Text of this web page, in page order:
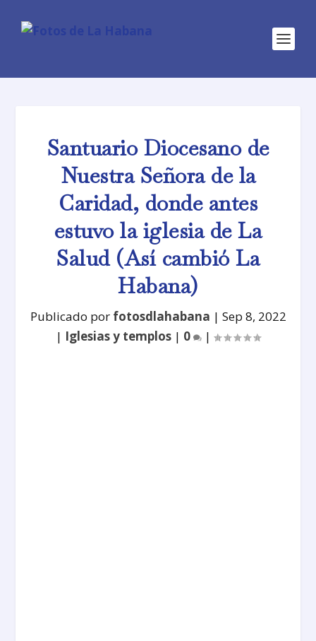
Santuario Diocesano de
Nuestra Señora de la
Caridad, donde antes
estuvo la iglesia de La
Salud (Así cambió La
Habana)
Publicado por fotosdlahabana | Sep 8, 2022
| Iglesias y templos | 0 |